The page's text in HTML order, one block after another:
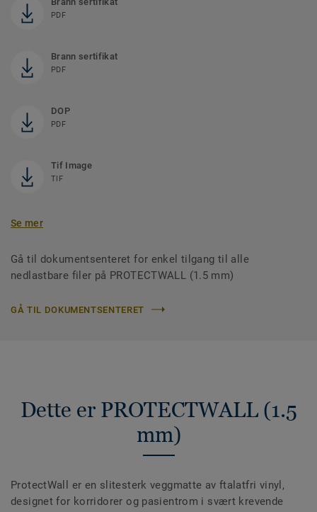
PDF
Brann sertifikat
PDF
DOP
PDF
Tif Image
TIF
Se mer
Gå til dokumentsenteret for enkel tilgang til alle
nedlastbare filer på PROTECTWALL (1.5 mm)
GÅ TIL DOKUMENTSENTERET
Dette er PROTECTWALL (1.5
mm)
ProtectWall er en slitesterk veggmatte av ftalatfri vinyl,
designet for korridorer og pasientrom i svært krevende